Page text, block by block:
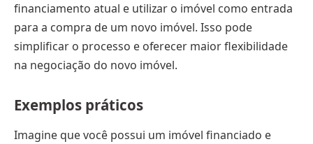
financiamento atual e utilizar o imóvel como entrada
para a compra de um novo imóvel. Isso pode
simplificar o processo e oferecer maior flexibilidade
na negociação do novo imóvel.
Exemplos práticos
Imagine que você possui um imóvel financiado e